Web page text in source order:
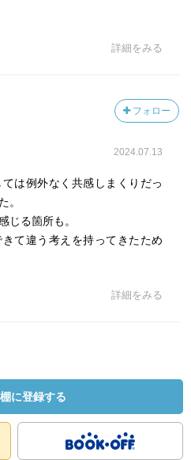
詳細をみる
フォロー
2024.07.13
は例外なく共感しまくりだっ
。
じる箇所も。
て違う考えを持ってきたため
詳細をみる
に登録する